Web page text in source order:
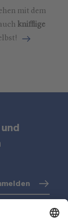
mit dem
knifflige